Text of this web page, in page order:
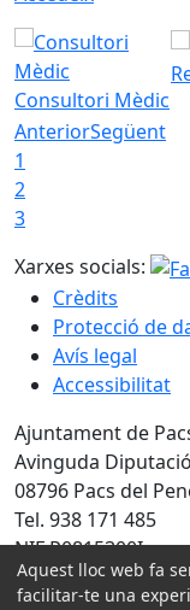
Consultori Mèdic
AnteriorSegüent
1
2
3
Xarxes socials:
Crèdits
Protecció de
Avís legal
Accessibilitat
Ajuntament de
Avinguda
08796 Pacs del
Tel. 938 171 485
NIF P0815300I
Amb la
Aquest lloc web fa
facilitar-te una